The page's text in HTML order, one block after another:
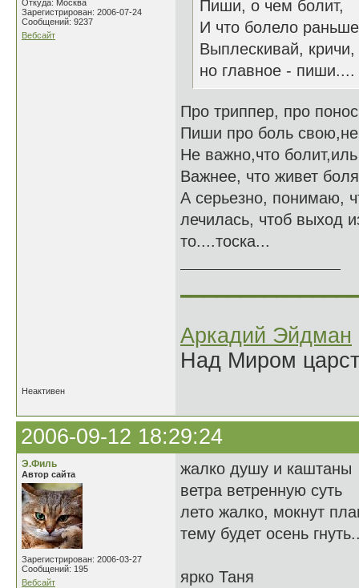
Откуда: Москва
Зарегистрирован: 2006-07-24
Сообщений: 9237
Вебсайт
Пиши, о чем болит,
И что болело
Выплескивай, кричи,
но главное - пиши....
Про триппер, про
Пиши про боль
Не важно,что
Важнее, что живет
А серьезно, понимаю,
лечилась, чтоб выход
то....тоска...
Аркадий Эйдман
Над Миром
Неактивен
2006-09-12 18:29:24
Э.Филь
Автор сайта
Зарегистрирован: 2006-03-27
Сообщений: 195
Вебсайт
жалко душу и каштаны
ветра ветренную суть
лето жалко, мокнут
тему будет осень
ярко Таня